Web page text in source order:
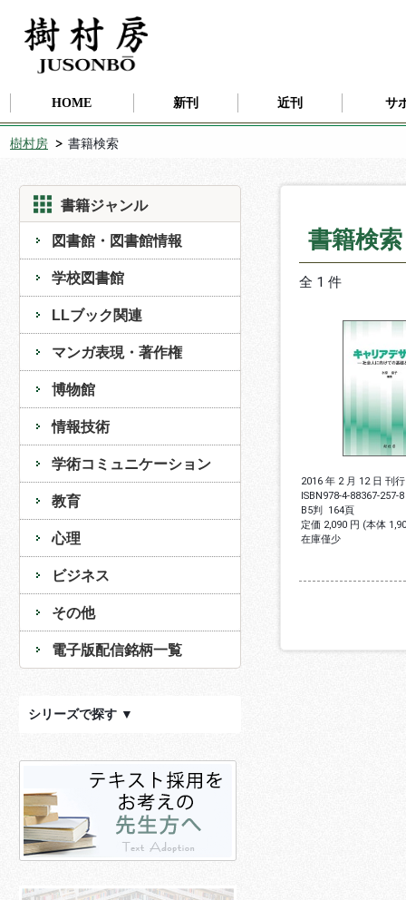
HOME 新刊 近刊 サ
樹村房 書籍検索
書籍ジャンル
図書館・図書館情報
学校図書館
LLブック関連
マンガ表現・著作権
博物館
情報技術
学術コミュニケーション
教育
心理
ビジネス
その他
電子版配信銘柄一覧
シリーズで探す ▼
書籍検
全 1 件
2016 年 2 月 12 日 刊行
ISBN978-4-88367-257-8
B5判 164頁
定価 2,090 円 (本体
在庫僅少